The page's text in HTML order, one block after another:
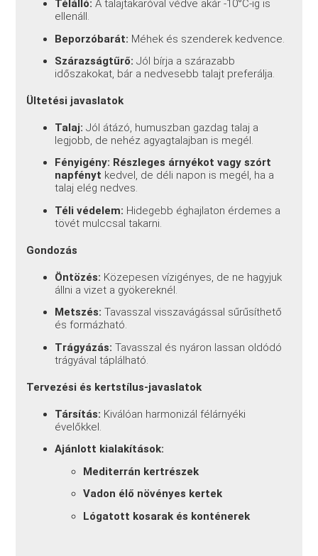
Télálló: A talajtakaróval védve akár -10°C-ig is
ellenáll.
Beporzóbarát: Méhek és szenderek kedvence.
Szárazságtűrő: Jól bírja a szárazabb
időszakokat, bár a nedvesebb talajt preferálja.
Ültetési javaslatok
Talaj: Jól átázó, humuszban gazdag talaj a
legjobb, de nehéz agyagtalajban is megél.
Fényigény: Részleges árnyékot vagy szórt
napfényt kedvel, de déli napon is megél, ha a
talaj elég nedves.
Téli védelem: Hidegebb éghajlaton érdemes a
tövét mulccsal takarni.
Gondozás
Öntözés: Közepesen vízigényes, de ne hagyjuk
állni a vizet a gyökereknél.
Metszés: Tavasszal visszavágással sűrűsíthető
és formázható.
Trágyázás: Tavasszal és nyáron lassan oldódó
trágyával táplálható.
Tervezési és kertstílus-javaslatok
Társítás: Kiválóan harmonizál félárnyéki
évelőkkel.
Ajánlott kialakítások:
Mediterrán kertrészek
Vadon élő növényes kertek
Lógatott kosarak és konténerek